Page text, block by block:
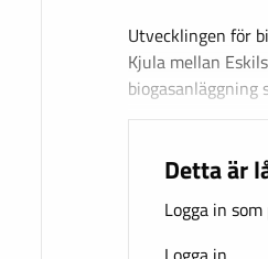
Utvecklingen för
Kjula mellan
biogasanläggning
Detta är
Logga in